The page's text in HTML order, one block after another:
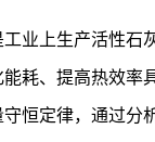
业上生产活性石
耗、提高热效率
恒定律，通过分